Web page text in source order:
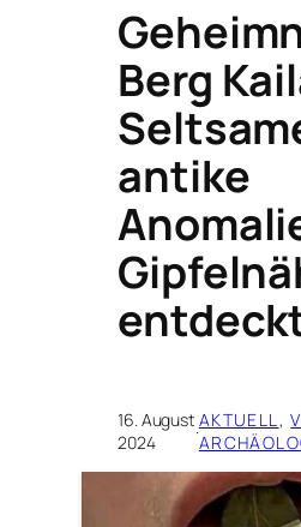
Berg
antike
16. August
2024
·AKTUELL,